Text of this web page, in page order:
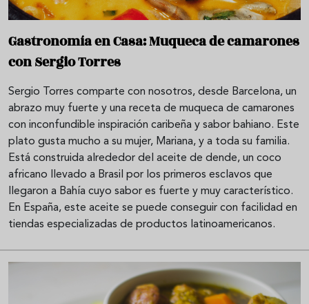
Gastronomía en Casa: Muqueca de camarones
con Sergio Torres
Sergio Torres comparte con nosotros, desde Barcelona, un
abrazo muy fuerte y una receta de muqueca de camarones
con inconfundible inspiración caribeña y sabor bahiano. Este
plato gusta mucho a su mujer, Mariana, y a toda su familia.
Está construida alrededor del aceite de dende, un coco
africano llevado a Brasil por los primeros esclavos que
llegaron a Bahía cuyo sabor es fuerte y muy característico.
En España, este aceite se puede conseguir con facilidad en
tiendas especializadas de productos latinoamericanos.